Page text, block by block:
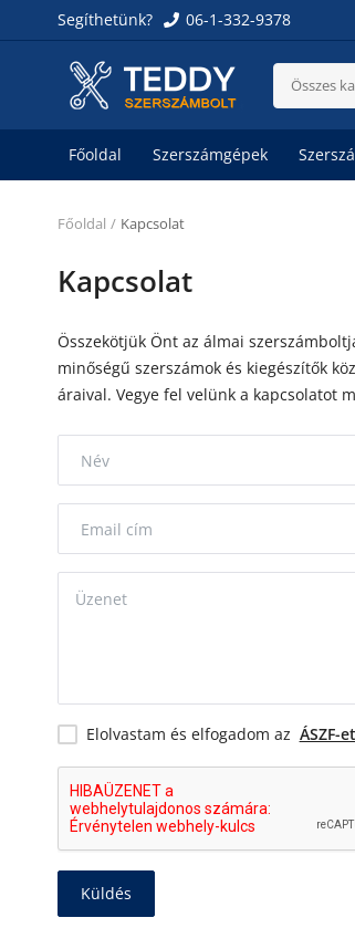
Segíthetünk? 06-1-332-9378
Üzletünk nyitvatartása: Hétfőtől
Összes
Főoldal Szerszámgépek
Főoldal Kapcsolat
Kapcsolat
Összekötjük Önt az álmai
minőségű szerszámok és kiegészítők
áraival. Vegye fel velünk a kapcsolatot
Elolvastam és elfogadom az ÁSZF-et
Küldés